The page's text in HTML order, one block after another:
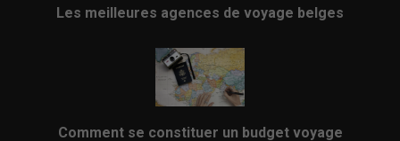
Les meilleures agences de voyage belges
Comment se constituer un budget voyage